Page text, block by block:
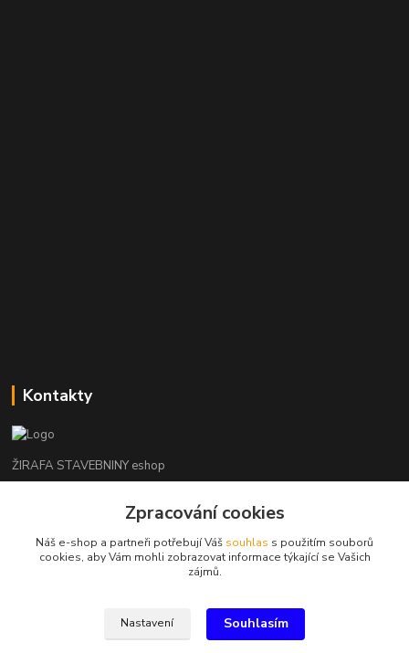
Kontakty
ŽIRAFA STAVEBNINY eshop
+420 312 685 342
kladno@zirafa-stavebniny.cz
Zpracování cookies
Náš e-shop a partneři potřebují Váš souhlas s použitím souborů
cookies, aby Vám mohli zobrazovat informace týkající se Vašich
zájmů.
Nastavení Souhlasím